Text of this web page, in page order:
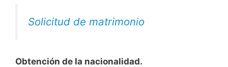
Solicitud de matrimonio
Obtención de la nacionalidad.